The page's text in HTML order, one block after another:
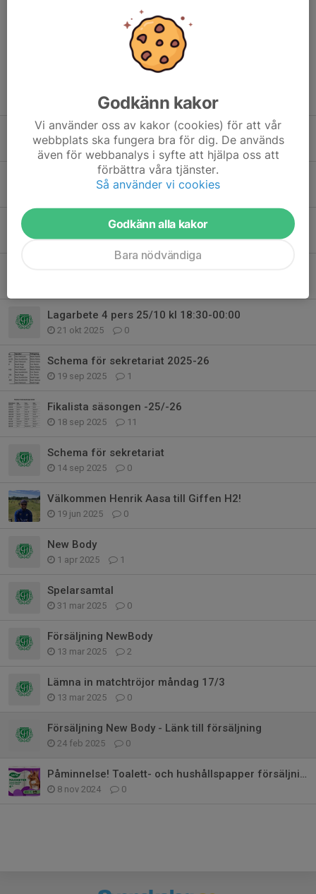
Tidigare nyheter
Arbetshelg "Gocart flaggvakt" 4-5 juli
7 jun, 17:49 0
Newbody försäljning - 10 dagar kvar
5 feb, 09:53 6
13 jan, 21:38 0
Lagarbete 4 pers 25/10 kl 18:30-00:00
21 okt 2025 0
Schema för sekretariat 2025-26
19 sep 2025 1
Fikalista säsongen -25/-26
18 sep 2025 11
Schema för sekretariat
14 sep 2025 0
Välkommen Henrik Aasa till Giffen H2!
19 jun 2025 0
New Body
1 apr 2025 1
Spelarsamtal
31 mar 2025 0
Försäljning NewBody
13 mar 2025 2
Lämna in matchtröjor måndag 17/3
13 mar 2025 0
Försäljning New Body - Länk till försäljning
24 feb 2025 0
Påminnelse! Toalett- och hushållspapper försäljning
8 nov 2024 0
Godkänn kakor
Vi använder oss av kakor (cookies) för att vår
webbplats ska fungera bra för dig. De används
även för webbanalys i syfte att hjälpa oss att
förbättra våra tjänster.
Så använder vi cookies
Godkänn alla kakor
Bara nödvändiga